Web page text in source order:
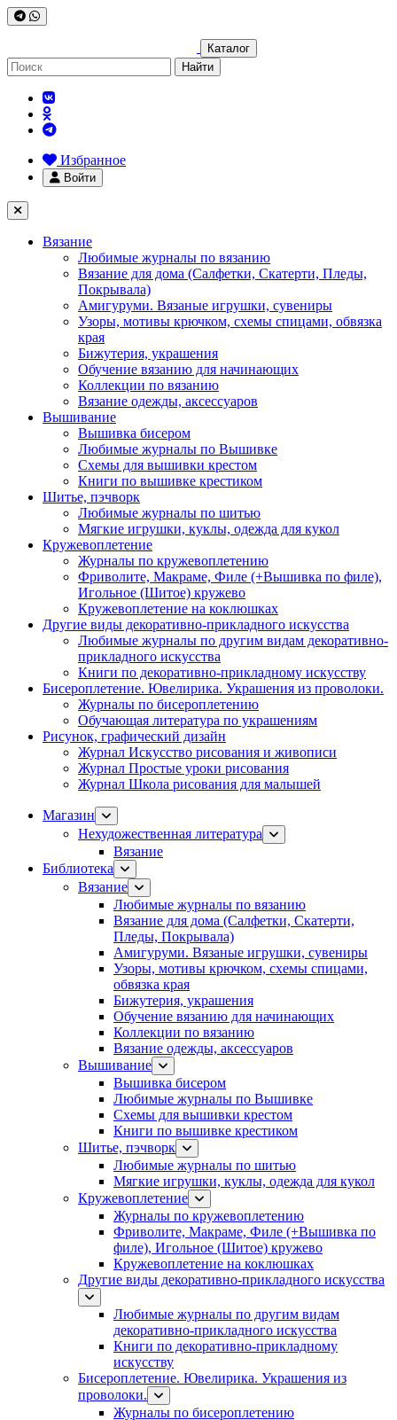
Каталог
Найти
Избранное
Войти
Вязание
Любимые журналы по вязанию
Вязание для дома (Салфетки, Скатерти, Пледы,
Покрывала)
Амигуруми. Вязаные игрушки, сувениры
Узоры, мотивы крючком, схемы спицами, обвязка
края
Бижутерия, украшения
Обучение вязанию для начинающих
Коллекции по вязанию
Вязание одежды, аксессуаров
Вышивание
Вышивка бисером
Любимые журналы по Вышивке
Схемы для вышивки крестом
Книги по вышивке крестиком
Шитье, пэчворк
Любимые журналы по шитью
Мягкие игрушки, куклы, одежда для кукол
Кружевоплетение
Журналы по кружевоплетению
Фриволите, Макраме, Филе (+Вышивка по филе),
Игольное (Шитое) кружево
Кружевоплетение на коклюшках
Другие виды декоративно-прикладного искусства
Любимые журналы по другим видам декоративно-
прикладного искусства
Книги по декоративно-прикладному искусству
Бисероплетение. Ювелирика. Украшения из проволоки.
Журналы по бисероплетению
Обучающая литература по украшениям
Рисунок, графический дизайн
Журнал Искусство рисования и живописи
Журнал Простые уроки рисования
Журнал Школа рисования для малышей
Магазин
Нехудожественная литература
Вязание
Библиотека
Вязание
Любимые журналы по вязанию
Вязание для дома (Салфетки, Скатерти,
Пледы, Покрывала)
Амигуруми. Вязаные игрушки, сувениры
Узоры, мотивы крючком, схемы спицами,
обвязка края
Бижутерия, украшения
Обучение вязанию для начинающих
Коллекции по вязанию
Вязание одежды, аксессуаров
Вышивание
Вышивка бисером
Любимые журналы по Вышивке
Схемы для вышивки крестом
Книги по вышивке крестиком
Шитье, пэчворк
Любимые журналы по шитью
Мягкие игрушки, куклы, одежда для кукол
Кружевоплетение
Журналы по кружевоплетению
Фриволите, Макраме, Филе (+Вышивка по
филе), Игольное (Шитое) кружево
Кружевоплетение на коклюшках
Другие виды декоративно-прикладного искусства
Любимые журналы по другим видам
декоративно-прикладного искусства
Книги по декоративно-прикладному
искусству
Бисероплетение. Ювелирика. Украшения из
проволоки.
Журналы по бисероплетению